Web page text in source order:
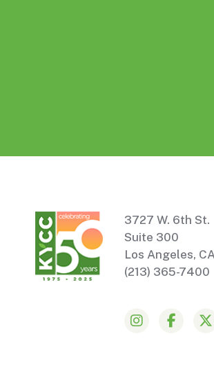
3727 W. 6th St.
Suite 300
Los Angeles,
(213) 365-7400